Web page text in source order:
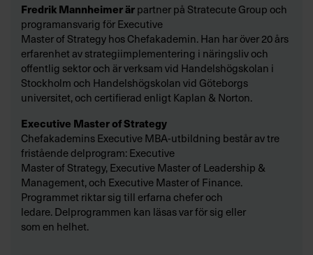
Fredrik Mannheimer ärpartner på Stratecute Group och
programansvarig för Executive
Master of Strategy hos Chefakademin. Han har över 20 års
erfarenhet av strategiimplementering i näringsliv och
offentlig sektor och är verksam vid Handelshögskolan i
Stockholm och Handelshögskolan vid Göteborgs
universitet, och certifierad enligt Kaplan & Norton.
Executive Master of Strategy
Chefakademins Executive MBA-utbildning består av tre
fristående delprogram: Executive
Master of Strategy, Executive Master of Leadership &
Management, och Executive Master of Finance.
Programmet riktar sig till erfarna chefer och
ledare. Delprogrammen kan läsas var för sig eller
som en helhet.